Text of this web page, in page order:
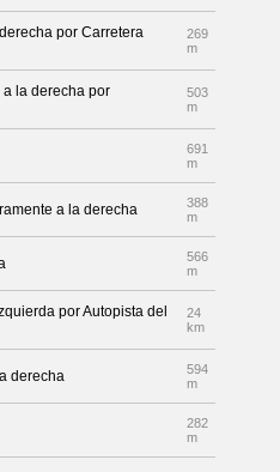
por Carretera
269
m
la derecha por
503
m
691
m
a la derecha
388
m
566
m
por Autopista del
24
km
derecha
594
m
282
m